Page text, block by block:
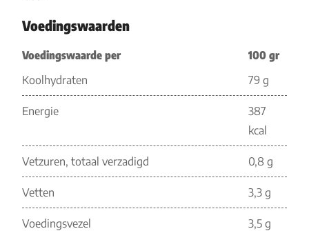
Voedingswaarden
Voedingswaarde per
100 gr
Koolhydraten
79 g
Energie
387
kcal
Vetzuren, totaal verzadigd 0,8 g
Vetten 3,3 g
Voedingsvezel 3,5 g